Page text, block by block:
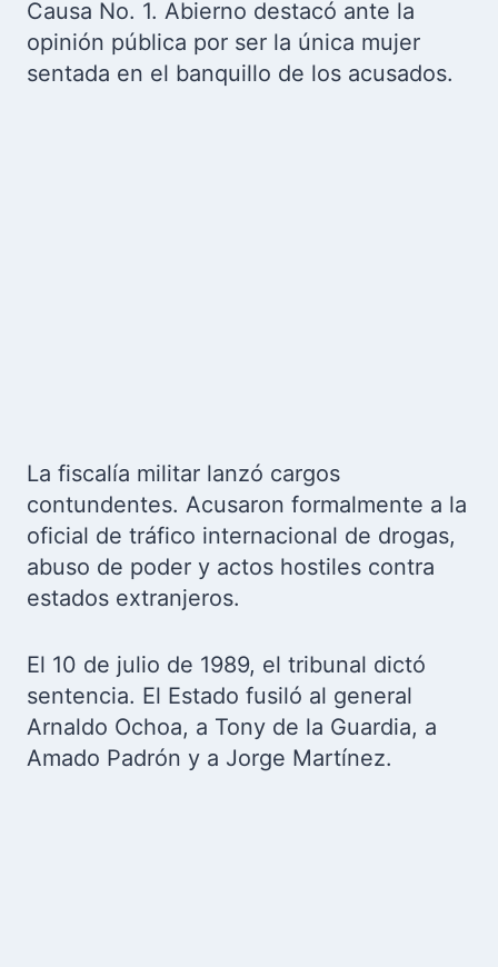
Causa No. 1. Abierno destacó ante la
opinión pública por ser la única mujer
sentada en el banquillo de los acusados.
La fiscalía militar lanzó cargos
contundentes. Acusaron formalmente a la
oficial de tráfico internacional de drogas,
abuso de poder y actos hostiles contra
estados extranjeros.
El 10 de julio de 1989, el tribunal dictó
sentencia. El Estado fusiló al general
Arnaldo Ochoa, a Tony de la Guardia, a
Amado Padrón y a Jorge Martínez.